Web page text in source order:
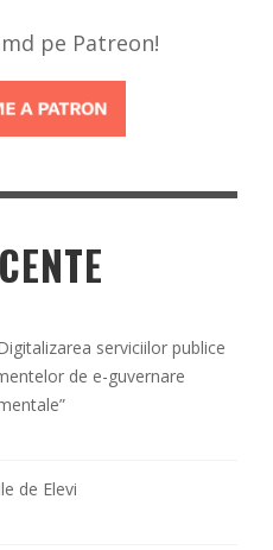
pe Patreon!
serviciilor publice
de e-guvernare
de Elevi